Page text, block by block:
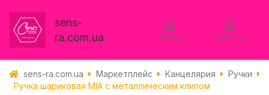
sens-
ra.com.ua
Заказы Кабинет
sens-ra.com.ua Маркетплейс Канцелярия
Ручки
Ручка шариковая MIA с металлическим клипом